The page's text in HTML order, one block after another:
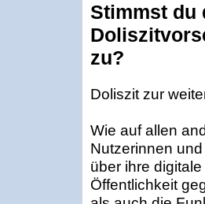
Stimmst du
zu?
Doliszit zur
Wie auf allen
Nutzerinnen
über ihre
Öffentlichkeit